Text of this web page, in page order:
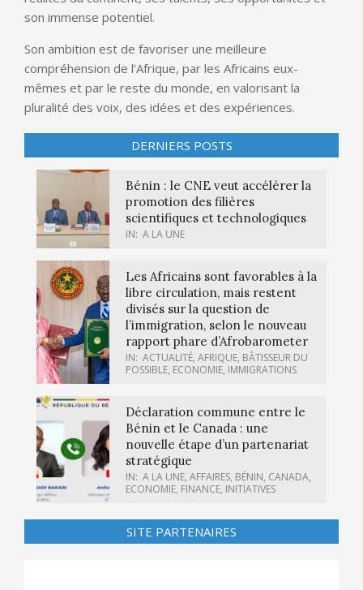
son immense potentiel.
Son ambition est de favoriser une meilleure
compréhension de l’Afrique, par les Africains eux-
mêmes et par le reste du monde, en valorisant la
pluralité des voix, des idées et des expériences.
DERNIERS POSTS
Bénin : le CNE veut accélérer la
promotion des filières
scientifiques et technologiques
IN: A LA UNE
Les Africains sont favorables à la
libre circulation, mais restent
divisés sur la question de
l’immigration, selon le nouveau
rapport phare d’Afrobarometer
IN: ACTUALITÉ, AFRIQUE, BÂTISSEUR DU
POSSIBLE, ECONOMIE, IMMIGRATIONS
Déclaration commune entre le
Bénin et le Canada : une
nouvelle étape d’un partenariat
stratégique
IN: A LA UNE, AFFAIRES, BÉNIN, CANADA,
ECONOMIE, FINANCE, INITIATIVES
SITE PARTENAIRES